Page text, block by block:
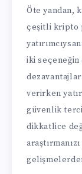
Öte yandan,
çeşitli kripto
iki seçeneğin
verirken
güvenlik
dikkatlice